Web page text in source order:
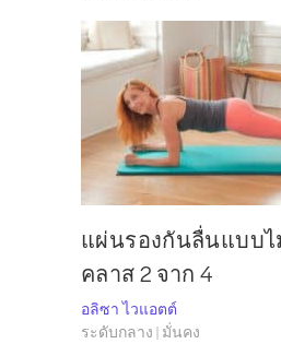
แผ่นรองกันลื่นแบบไ
คลาส 2 จาก 4
อลิซา ไวแอตต์
ระดับกลาง | มั่นคง